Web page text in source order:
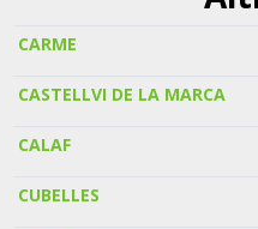
CARME
CASTELLVI DE LA MARCA
CALAF
CUBELLES